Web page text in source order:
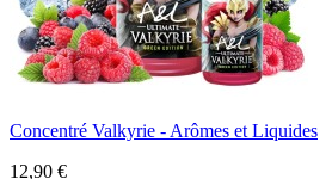
Concentré Valkyrie - Arômes et Liquides
12,90 €